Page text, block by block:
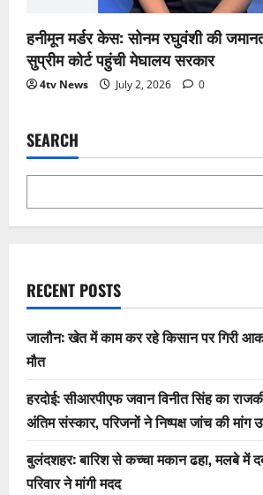
हनीमून मर्डर केस: सोनम रघुवंशी की
सुप्रीम कोर्ट पहुंची मेघालय सरकार
4tv News July 2, 2026 0
SEARCH
RECENT POSTS
जालौन: खेत में काम कर रहे किसान पर गिरी
मौत
हरदोई: सीआरपीएफ जवान विनीत सिंह का
अंतिम संस्कार, परिजनों ने निष्पक्ष जांच की मांग
बुलंदशहर: बारिश से कच्चा मकान ढहा, मलबे में
परिवार ने मांगी मदद